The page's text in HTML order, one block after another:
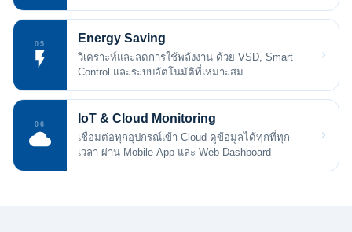
05 Energy Saving
วิเคราะห์และลดการใช้พลังงาน ด้วย VSD, Smart
Control และระบบอัตโนมัติที่เหมาะสม
06 IoT & Cloud Monitoring
เชื่อมต่อทุกอุปกรณ์เข้า Cloud ดูข้อมูลได้ทุกที่ทุก
เวลา ผ่าน Mobile App และ Web Dashboard